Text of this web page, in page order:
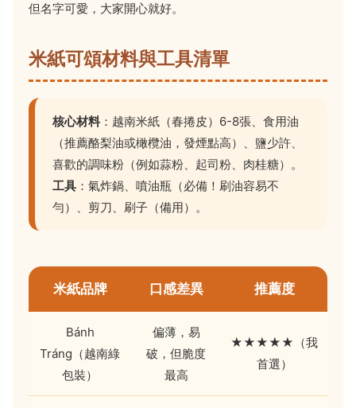
但名字可愛，大家開心就好。
米紙可頌材料與工具清單
核心材料 ：越南米紙（春捲皮）6-8張、食用油
（推薦酪梨油或橄欖油，發煙點高）、鹽少許、
喜歡的調味粉（例如蒜粉、起司粉、肉桂糖）。
工具 ：氣炸鍋、噴油瓶（必備！刷油容易不
勻）、剪刀、刷子（備用）。
米紙品牌 口感差異 推薦度
Bánh
Tráng（越南綠
包裝）
偏薄，易
破，但脆度
最高
★★★★★（我
首選）